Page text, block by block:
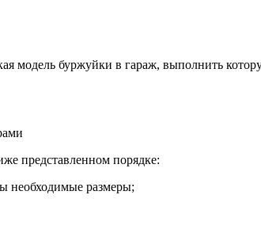
модель буржуйки в гараж, выполнить
представленном порядке:
необходимые размеры;